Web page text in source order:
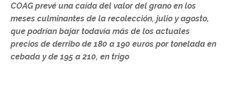
COAG prevé una caída del valor del grano en los
meses culminantes de la recolección, julio y agosto,
que podrían bajar todavía más de los actuales
precios de derribo de 180 a 190 euros por tonelada en
cebada y de 195 a 210, en trigo